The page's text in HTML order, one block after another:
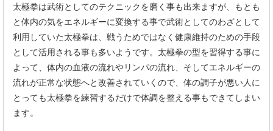
太極拳は武術としてのテクニックを磨く事も出来ますが、もとも
と体内の気をエネルギーに変換する事で武術としてのわざとして
利用していた太極拳は、戦うためではなく健康維持のための手段
として活用される事も多いようです。太極拳の型を習得する事に
よって、体内の血液の流れやリンパの流れ、そしてエネルギーの
流れが正常な状態へと改善されていくので、体の調子が悪い人に
とっても太極拳を練習するだけで体調を整える事もできてしまい
ます。